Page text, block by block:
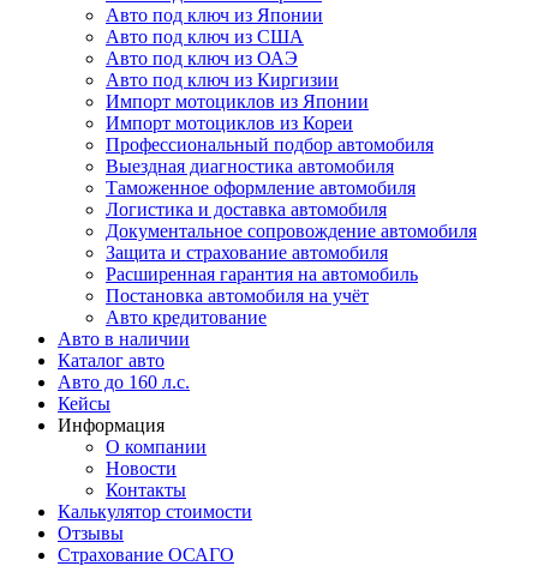
Авто под ключ из Японии
Авто под ключ из США
Авто под ключ из ОАЭ
Авто под ключ из Киргизии
Импорт мотоциклов из Японии
Импорт мотоциклов из Кореи
Профессиональный подбор автомобиля
Выездная диагностика автомобиля
Таможенное оформление автомобиля
Логистика и доставка автомобиля
Документальное сопровождение автомобиля
Защита и страхование автомобиля
Расширенная гарантия на автомобиль
Постановка автомобиля на учёт
Авто кредитование
Авто в наличии
Каталог авто
Авто до 160 л.с.
Кейсы
Информация
О компании
Новости
Контакты
Калькулятор стоимости
Отзывы
Страхование ОСАГО